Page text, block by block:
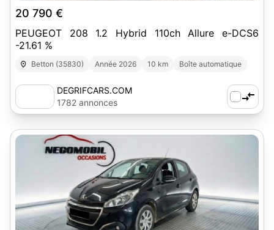
20 790 €
PEUGEOT 208 1.2 Hybrid 110ch Allure e-DCS6
-21.61 %
Betton (35830) Année 2026 10 km Boîte automatique
DEGRIFCARS.COM
1782 annonces